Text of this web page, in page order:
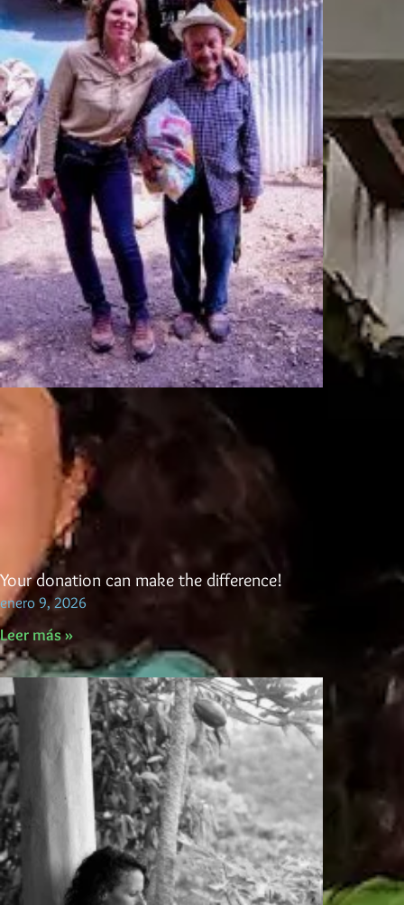
Your donation can make the difference!
enero 9, 2026
Leer más »